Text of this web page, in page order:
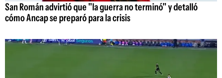
San Román advirtió que "la guerra no terminó" y detalló
cómo Ancap se preparó para la crisis